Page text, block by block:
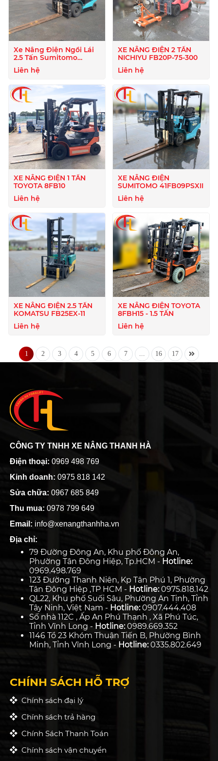
Xe Nâng Điện Ngồi Lái
2.5 Tấn Sumitomo
51FB25PJXIII
Liên hệ
XE NÂNG ĐIỆN 2 TẤN
NICHIYU FB20P-75-300
Liên hệ
XE NÂNG ĐIỆN 1 TẤN
TOYOTA 8FB10
Liên hệ
XE NÂNG ĐIỆN
SUMITOMO 41FB09PSXII
Liên hệ
XE NÂNG ĐIỆN 2.5 TẤN
KOMATSU FB25EX-11
Liên hệ
XE NÂNG ĐIỆN TOYOTA
8FBH15 - 1.5 TẤN
Liên hệ
1 2 3 4 5 6 7 16 17
CÔNG TY TNHH XE NÂNG THANH HÀ
Điện thoại: 0969 498 769
Kinh doanh: 0975 818 142
Sửa chữa: 0967 685 849
Thu mua: 0978 799 649
Email: info@xenangthanhha.vn
Địa chỉ:
79 Đường Đông An, Khu phố Đông An,
Phường Tân Đông Hiệp, Tp.HCM - Hotline:
0969.498.769
123 Đường Thanh Niên, Kp Tân Phú 1, Phường
Tân Đông Hiệp ,TP HCM - Hotline:0975.818.142
QL22, Khu phố Suối Sâu, Phường An Tịnh, Tỉnh
Tây Ninh, Việt Nam - Hotline:0907.444.408
Số nhà 112C , Ấp An Phú Thạnh , Xã Phú Túc,
Tỉnh Vĩnh Long - Hotline:0989.669.352
1146 Tổ 23 Khóm Thuận Tiến B, Phường Bình
Minh, Tỉnh Vĩnh Long - Hotline:0335.802.649
CHÍNH SÁCH HỖ TRỢ
Chính sách đại lý
Chính sách trả hàng
Chính Sách Thanh Toán
Chính sách vận chuyển